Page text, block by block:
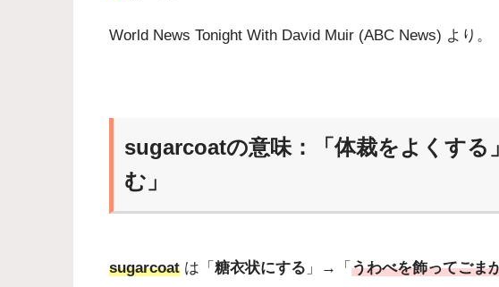
World News Tonight With David Muir (ABC News) より 。
sugarcoatの意味：「体裁をよくする
む」
sugarcoat は「 糖衣状にする 」→「 うわべを飾ってごま